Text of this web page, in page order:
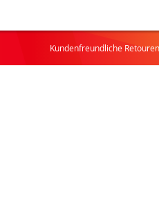
noch kein Konto haben,
oder geschäftliches Konto
Kundenfreundliche